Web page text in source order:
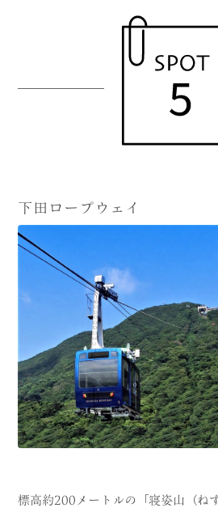
下田ロープウェイ
標高約200メートルの「寝姿山（ね